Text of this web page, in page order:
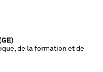
de la formation et de